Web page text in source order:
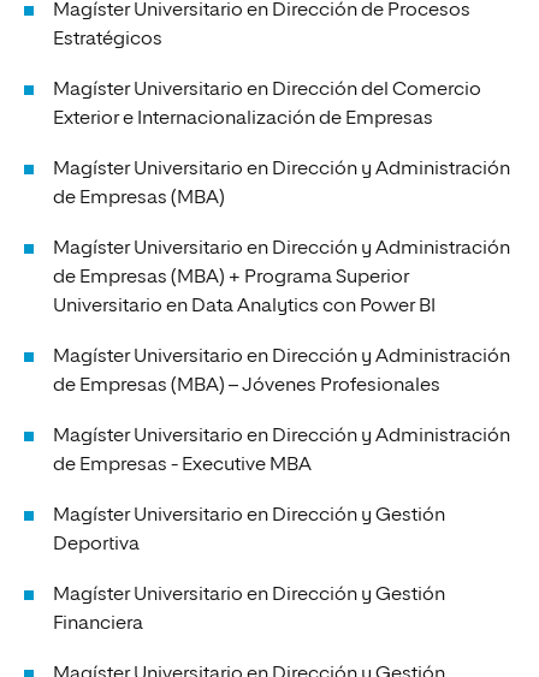
Magíster Universitario en Dirección de Procesos
Estratégicos
Magíster Universitario en Dirección del Comercio
Exterior e Internacionalización de Empresas
Magíster Universitario en Dirección y Administración
de Empresas (MBA)
Magíster Universitario en Dirección y Administración
de Empresas (MBA) + Programa Superior
Universitario en Data Analytics con Power BI
Magíster Universitario en Dirección y Administración
de Empresas (MBA) – Jóvenes Profesionales
Magíster Universitario en Dirección y Administración
de Empresas - Executive MBA
Magíster Universitario en Dirección y Gestión
Deportiva
Magíster Universitario en Dirección y Gestión
Financiera